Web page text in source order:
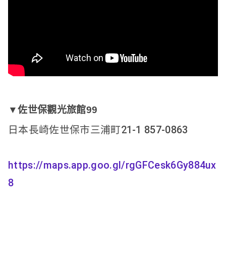
▼佐世保觀光旅館99
日本長崎佐世保市三浦町21-1 857-0863
https://maps.app.goo.gl/rgGFCesk6Gy884ux
8